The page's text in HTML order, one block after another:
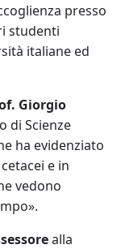
presso
studenti
italiane ed
Giorgio
di Scienze
ha evidenziato
e in
vedono
alla